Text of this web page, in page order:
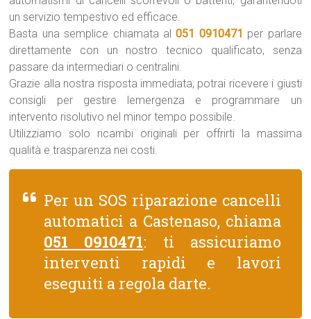
un servizio tempestivo ed efficace.
Basta una semplice chiamata al051 0910471 per parlare
direttamente con un nostro tecnico qualificato, senza
passare da intermediari o centralini.
Grazie alla nostra risposta immediata, potrai ricevere i giusti
consigli per gestire lemergenza e programmare un
intervento risolutivo nel minor tempo possibile.
Utilizziamo solo ricambi originali per offrirti la massima
qualità e trasparenza nei costi.
Per un SOS riparazione cancelli
automatici a Castenaso, chiama
051 0910471: ti assicuriamo
interventi rapidi e lavori
eseguiti a regola darte.